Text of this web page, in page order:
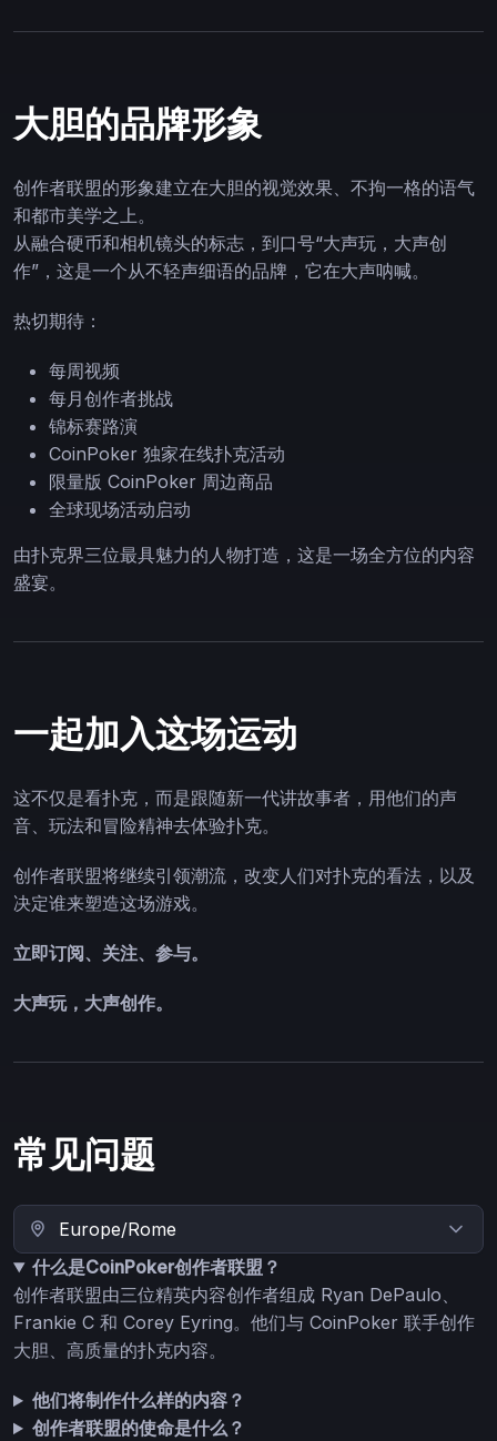
大胆的品牌形象
创作者联盟的形象建立在大胆的视觉效果、不拘一格的语气
和都市美学之上。
从融合硬币和相机镜头的标志，到口号“大声玩，大声创
作”，这是一个从不轻声细语的品牌，它在大声呐喊。
热切期待：
每周视频
每月创作者挑战
锦标赛路演
CoinPoker 独家在线扑克活动
限量版 CoinPoker 周边商品
全球现场活动启动
由扑克界三位最具魅力的人物打造，这是一场全方位的内容
盛宴。
一起加入这场运动
这不仅是看扑克，而是跟随新一代讲故事者，用他们的声
音、玩法和冒险精神去体验扑克。
创作者联盟将继续引领潮流，改变人们对扑克的看法，以及
决定谁来塑造这场游戏。
立即订阅、关注、参与。
大声玩，大声创作。
常见问题
什么是CoinPoker创作者联盟？
创作者联盟由三位精英内容创作者组成 Ryan DePaulo、
Frankie C 和 Corey Eyring。他们与 CoinPoker 联手创作
大胆、高质量的扑克内容。
他们将制作什么样的内容？
创作者联盟的使命是什么？